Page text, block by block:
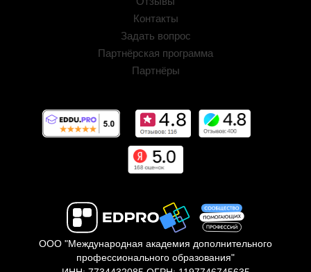
Контакты
Задать вопрос
Партнёрская программа
Партнёры
ООО "Международная академия дополнительного
профессионального образования"